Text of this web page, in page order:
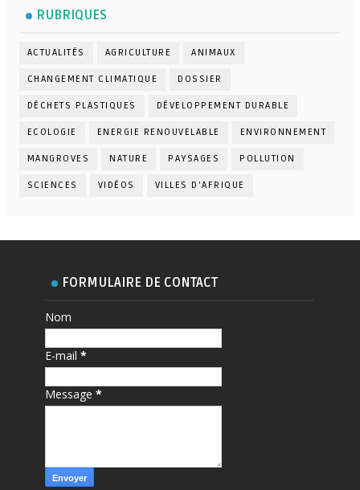
RUBRIQUES
ACTUALITÉS AGRICULTURE ANIMAUX
CHANGEMENT CLIMATIQUE DOSSIER
DÉCHETS PLASTIQUES DÉVELOPPEMENT DURABLE
ECOLOGIE ENERGIE RENOUVELABLE ENVIRONNEMENT
MANGROVES NATURE PAYSAGES POLLUTION
SCIENCES VIDÉOS VILLES D'AFRIQUE
FORMULAIRE DE CONTACT
Nom
E-mail*
Message*